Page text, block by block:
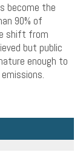
become the
90% of
shift from
but public
enough to